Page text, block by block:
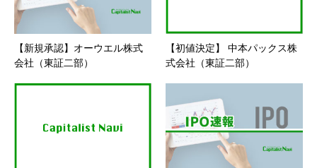
【新規承認】オーウエル株式
会社（東証二部）
【初値決定】 中本パックス株
式会社（東証二部）